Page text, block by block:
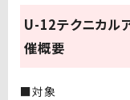
U-12テクニカル
催概要
■対象